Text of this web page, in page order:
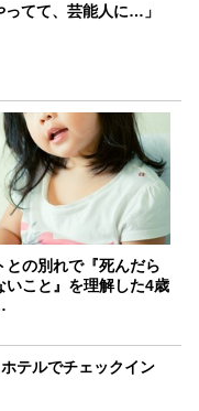
ってて、芸能人に…」
との別れで『死んだら
いこと』を理解した4歳
テルでチェックイン